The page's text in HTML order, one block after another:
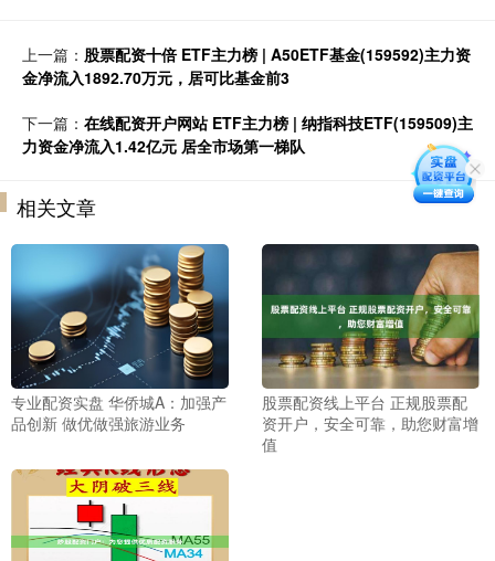
上一篇： 股票配资十倍 ETF主力榜 | A50ETF基金(159592)主力资
金净流入1892.70万元，居可比基金前3
下一篇： 在线配资开户网站 ETF主力榜 | 纳指科技ETF(159509)主
力资金净流入1.42亿元 居全市场第一梯队
相关文章
专业配资实盘 华侨城A：加强产
品创新 做优做强旅游业务
股票配资线上平台 正规股票配
资开户，安全可靠，助您财富增
值